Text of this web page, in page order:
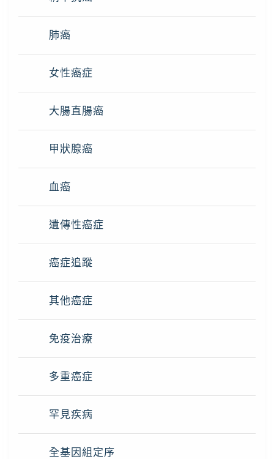
肺癌
女性癌症
大腸直腸癌
甲狀腺癌
血癌
遺傳性癌症
癌症追蹤
其他癌症
免疫治療
多重癌症
罕見疾病
全基因組定序